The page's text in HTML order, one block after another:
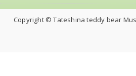
Copyright © Tateshina teddy bear